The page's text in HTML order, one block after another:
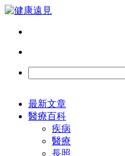
最新文章
醫療百科
疾病
醫療
長照